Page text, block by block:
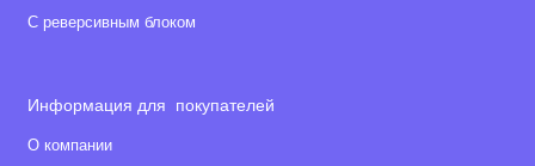
С реверсивным блоком
Информация для покупателей
О компании